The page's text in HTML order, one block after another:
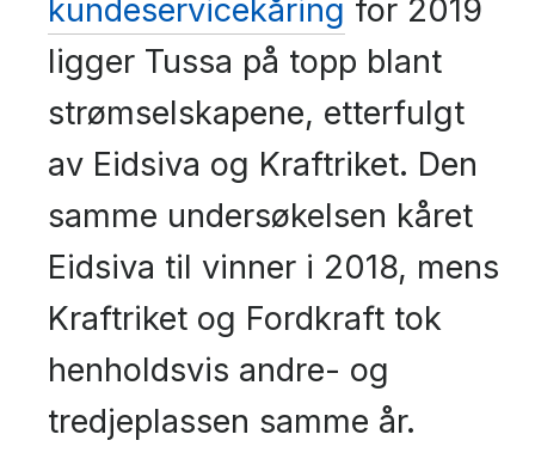
kundeservicekåring for 2019
ligger Tussa på topp blant
strømselskapene, etterfulgt
av Eidsiva og Kraftriket. Den
samme undersøkelsen kåret
Eidsiva til vinner i 2018, mens
Kraftriket og Fordkraft tok
henholdsvis andre- og
tredjeplassen samme år.